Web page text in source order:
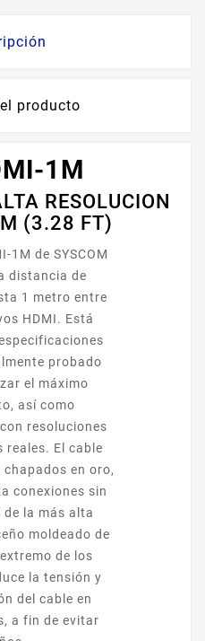
producto
1M
RESOLUCION
(3.28 FT)
1M de SYSCOM
distancia de
1 metro entre
HDMI. Está
probado
el máximo
así como
resoluciones
reales. El cable
en oro,
conexiones sin
la más alta
moldeado de
de los
la tensión y
del cable en
a fin de evitar